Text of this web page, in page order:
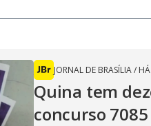
i
d JORNAL DE BRASÍLIA/
Quina tem
concurso 7085